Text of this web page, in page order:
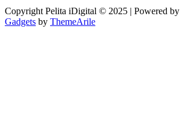
Copyright Pelita iDigital © 2025 | Powered by
Gadgets by ThemeArile